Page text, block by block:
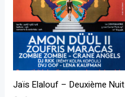
Jaïs Elalouf – Deuxième Nuit